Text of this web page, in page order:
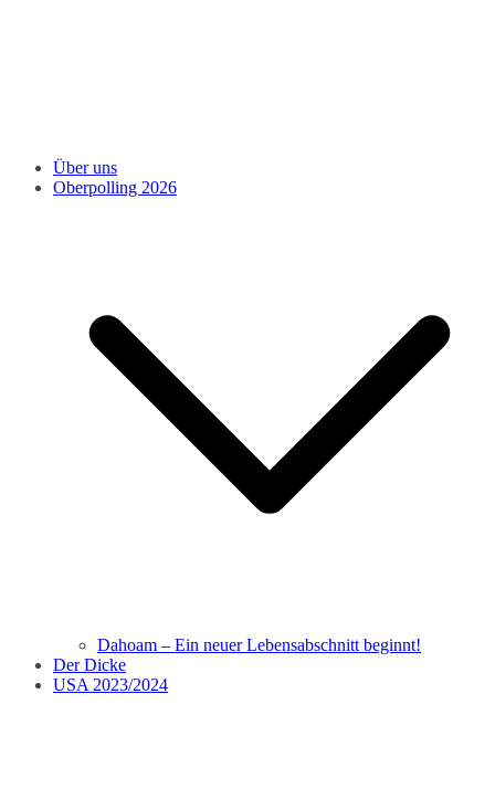
Über uns
Oberpolling 2026
Dahoam – Ein neuer Lebensabschnitt beginnt!
Der Dicke
USA 2023/2024